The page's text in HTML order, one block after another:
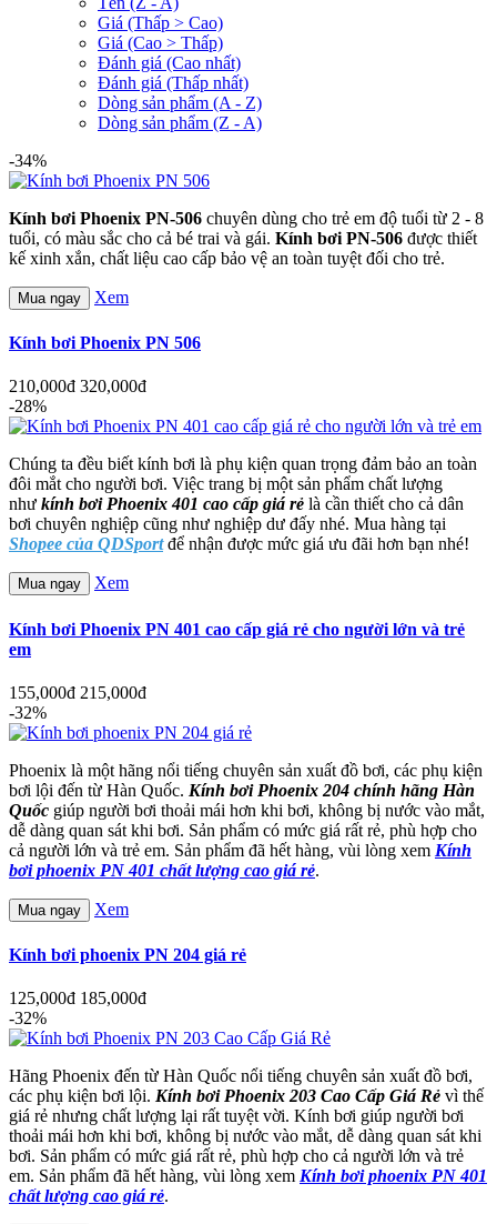
Giá (Thấp > Cao)
Giá (Cao > Thấp)
Đánh giá (Cao nhất)
Đánh giá (Thấp nhất)
Dòng sản phẩm (A - Z)
Dòng sản phẩm (Z - A)
-34%
Kính bơi Phoenix PN-506 chuyên dùng cho trẻ em độ tuổi từ 2 - 8
tuổi, có màu sắc cho cả bé trai và gái. Kính bơi PN-506 được thiết
kế xinh xắn, chất liệu cao cấp bảo vệ an toàn tuyệt đối cho trẻ.
Mua ngay Xem
Kính bơi Phoenix PN 506
210,000đ 320,000đ
-28%
Chúng ta đều biết kính bơi là phụ kiện quan trọng đảm bảo an toàn
đôi mắt cho người bơi. Việc trang bị một sản phẩm chất lượng
như kính bơi Phoenix 401 cao cấp giá rẻ là cần thiết cho cả dân
bơi chuyên nghiệp cũng như nghiệp dư đấy nhé. Mua hàng tại
Shopee của QDSportđể nhận được mức giá ưu đãi hơn bạn nhé!
Mua ngay Xem
Kính bơi Phoenix PN 401 cao cấp giá rẻ cho người lớn và trẻ
em
155,000đ 215,000đ
-32%
Phoenix là một hãng nổi tiếng chuyên sản xuất đồ bơi, các phụ kiện
bơi lội đến từ Hàn Quốc. Kính bơi Phoenix 204 chính hãng Hàn
Quốc giúp người bơi thoải mái hơn khi bơi, không bị nước vào mắt,
dễ dàng quan sát khi bơi. Sản phẩm có mức giá rất rẻ, phù hợp cho
cả người lớn và trẻ em. Sản phẩm đã hết hàng, vùi lòng xem Kính
bơi phoenix PN 401 chất lượng cao giá rẻ.
Mua ngay Xem
Kính bơi phoenix PN 204 giá rẻ
125,000đ 185,000đ
-32%
Hãng Phoenix đến từ Hàn Quốc nổi tiếng chuyên sản xuất đồ bơi,
các phụ kiện bơi lội. Kính bơi Phoenix 203 Cao Cấp Giá Rẻ vì thế
giá rẻ nhưng chất lượng lại rất tuyệt vời. Kính bơi giúp người bơi
thoải mái hơn khi bơi, không bị nước vào mắt, dễ dàng quan sát khi
bơi. Sản phẩm có mức giá rất rẻ, phù hợp cho cả người lớn và trẻ
em. Sản phẩm đã hết hàng, vùi lòng xem Kính bơi phoenix PN 401
chất lượng cao giá rẻ.